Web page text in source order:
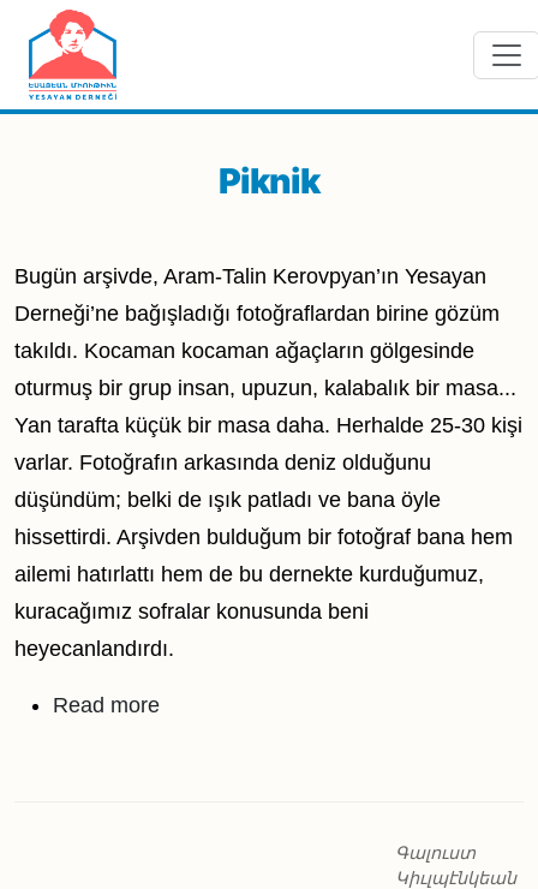
Skip to main content
Piknik
Bugün arşivde, Aram-Talin Kerovpyan’ın Yesayan
Derneği’ne bağışladığı fotoğraflardan birine gözüm
takıldı. Kocaman kocaman ağaçların gölgesinde
oturmuş bir grup insan, upuzun, kalabalık bir masa...
Yan tarafta küçük bir masa daha. Herhalde 25-30 kişi
varlar. Fotoğrafın arkasında deniz olduğunu
düşündüm; belki de ışık patladı ve bana öyle
hissettirdi. Arşivden bulduğum bir fotoğraf bana hem
ailemi hatırlattı hem de bu dernekte kurduğumuz,
kuracağımız sofralar konusunda beni
heyecanlandırdı.
Read moreabout Piknik
Գալուստ
Կիւլպէնկեան